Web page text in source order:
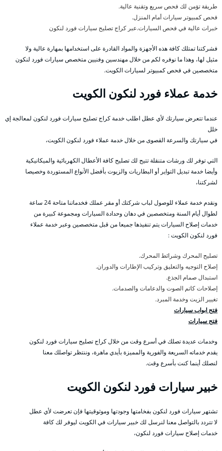
طريقة تؤمن لك فحص سريع وتقنية عالية.
فحص كمبيوتر سيارات أمام المنزل.
خبرات عالية في فحص السيارات.عبر كراج تصليح سيارات فورد لنكون
فشركتنا تمتلك كافة هذه الأجهزة والمواد القادرة على استخدامها بمهارة عالية ولا
مثيل لها، وهذا ما نوفره لكم من خلال مهندسين وفنيين متخصص سيارات فورد لنكون
متخصصين في فحص كمبيوتر لسيارات الكويت.
خدمة عملاء فورد لنكون الكويت
عندما تتعرض سيارتك لأي عطل اطلب خدمة كراج تصليح سيارات فورد لنكون لمعالجة إي
خلل
في سيارتك والسرعة القصوى من خلال خدمة عملاء فورد لنكون الكويت،
التي توفر لك ورشات متنقلة تتيح لك تصليح كافة الأعطال الكهربائية والميكانيكية
وأيضا خدمة تبديل التواير أو البطاريات والزيوت بأفضل الأنواع المستوردة وخصيصا
لشركتنا،
ونقدم خدمة عملاء للوصول لباب شركتك أو مقر عملك فخدماتنا متاحة 24 ساعة
لطوال أيام السنة ومتخصصين في دهان وحدادة السيارات ومجموعة كبيرة من
خدمات إصلاح السيارات يتم تنفيذها جميعا من قبل متخصصين وعبر خدمة عملاء
فورد لنكون الكويت :
تصليح المحرك وشرائط المحرك.
إصلاح التوجيه والتعليق وتركيب الإطارات والدوران.
استبدال صمام الجذع.
إصلاحات كاتم الصوت والدعامات والصدمات.
تغيير الزيت وخدمة المبرد.
فتح ابواب سيارات
فتح سيارات
وخدمات عديدة تصلك في أسرع وقت من خلال كراج تصليح سيارات فورد لنكون
يقدم خدماته السريعة والفورية والمميزة بأيدي ماهرة، وننتظر تواصلك معنا
لنصلك أينما كنت بأسرع وقت.
خبير سيارات فورد لنكون الكويت
تشتهر سيارات فورد لنكون بفخامتها وجودتها وموثوقيتها فإن تعرضت لأي عطل
لا تتردد بالتواصل معنا لنرسل لك خبير سيارات في الكويت ليوفر لك كافة
خدمات إصلاح سيارات فورد لنكون،